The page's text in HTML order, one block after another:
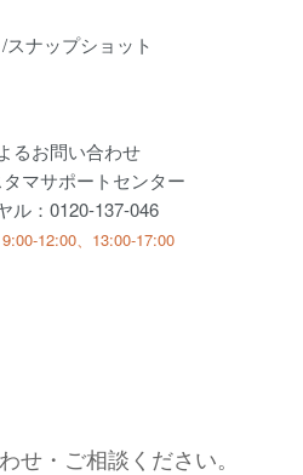
ナップショット
るお問い合わせ
マサポートセンター
ル： 0120-137-046
12:00、13:00-17:00
せ・ご相談ください。